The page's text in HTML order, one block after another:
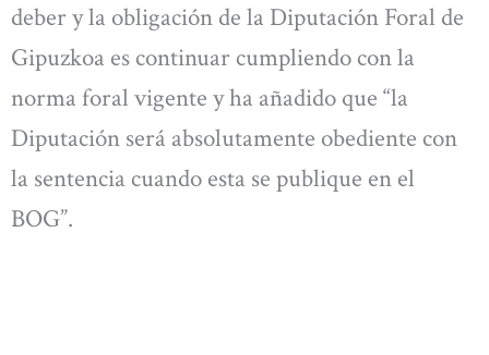
deber y la obligación de la Diputación Foral de
Gipuzkoa es continuar cumpliendo con la
norma foral vigente y ha añadido que “la
Diputación será absolutamente obediente con
la sentencia cuando esta se publique en el
BOG”.